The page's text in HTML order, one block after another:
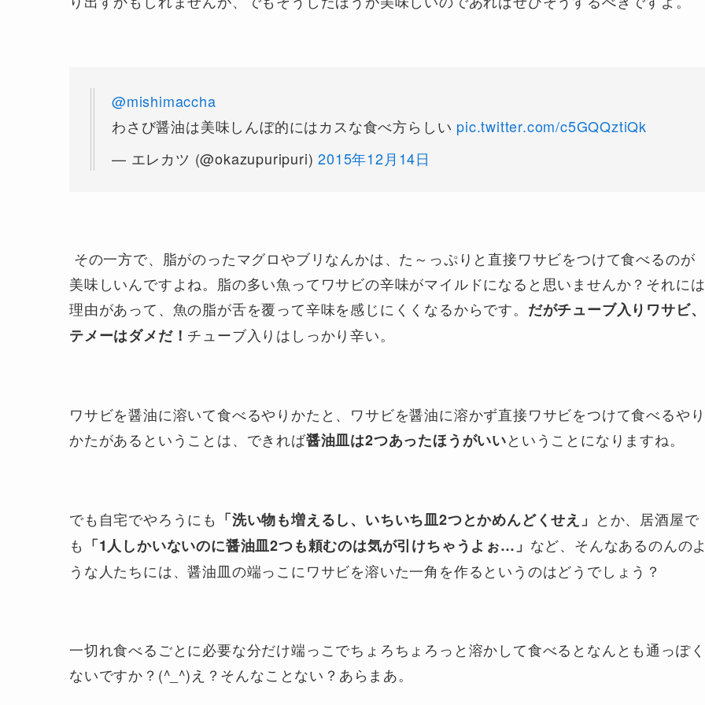
@mishimaccha
わさび醤油は美味しんぼ的にはカスな食べ方らしい pic.twitter.com/c5GQQztiQk
— エレカツ (@okazupuripuri)2015年12月14日
その一方で、脂がのったマグロやブリなんかは、た～っぷりと直接ワサビをつけて食べるのが
美味しいんですよね。脂の多い魚ってワサビの辛味がマイルドになると思いませんか？それには
理由があって、魚の脂が舌を覆って辛味を感じにくくなるからです。 だがチューブ入りワサビ、
テメーはダメだ！ チューブ入りはしっかり辛い。
ワサビを醤油に溶いて食べるやりかたと、ワサビを醤油に溶かず直接ワサビをつけて食べるやり
かたがあるということは、できれば醤油皿は2つあったほうがいいということになりますね。
でも自宅でやろうにも 「洗い物も増えるし、いちいち皿2つとかめんどくせえ」 とか、居酒屋で
も 「1人しかいないのに醤油皿2つも頼むのは気が引けちゃうよぉ…」 など、そんなあるのんの
うな人たちには、醤油皿の端っこにワサビを溶いた一角を作るというのはどうでしょう？
一切れ食べるごとに必要な分だけ端っこでちょろちょろっと溶かして食べるとなんとも通っぽく
ないですか？(^_^)え？そんなことない？あらまあ。